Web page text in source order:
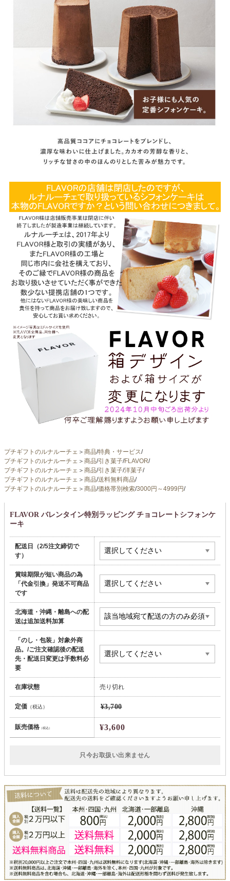
プチギフトのルナルーチェ ＞ 商品/特典・サービス/
プチギフトのルナルーチェ ＞ 商品/引き菓子/FLAVOR/
プチギフトのルナルーチェ ＞ 商品/引き菓子/洋菓子/
プチギフトのルナルーチェ ＞ 商品/送料無料商品/
プチギフトのルナルーチェ ＞ 商品/価格帯別検索/3000円～4999円/
FLAVOR バレンタイン特別ラッピング チョコレートシフォンケ
ーキ
配送日（2/5注文締切で
す）
賞味期限が短い商品の為
「代金引換」発送不可商品
です
北海道・沖縄・離島への配
送は追加送料加算
「のし・包装」対象外商
品。/ご注文確認後の配送
先・配送日変更は手数料必
要
在庫状態 売り切れ
定価（税込） ¥3,700
販売価格（税込） ¥3,600
只今お取扱い出来ません